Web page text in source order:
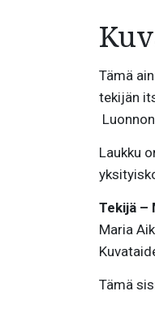
Tämä
tekijän
Laukku
Tekijä –
Maria
Tämä